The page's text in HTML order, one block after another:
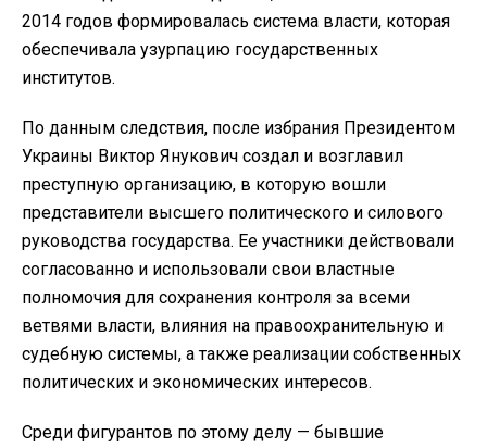
2014 годов формировалась система власти, которая
обеспечивала узурпацию государственных
институтов.
По данным следствия, после избрания Президентом
Украины Виктор Янукович создал и возглавил
преступную организацию, в которую вошли
представители высшего политического и силового
руководства государства. Ее участники действовали
согласованно и использовали свои властные
полномочия для сохранения контроля за всеми
ветвями власти, влияния на правоохранительную и
судебную системы, а также реализации собственных
политических и экономических интересов.
Среди фигурантов по этому делу — бывшие